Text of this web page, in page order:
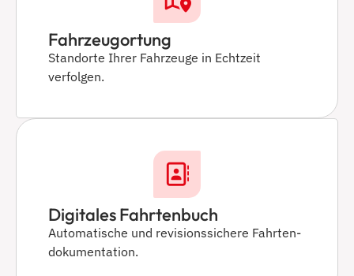
Fahrzeugortung
Standorte Ihrer Fahrzeuge in Echtzeit
verfolgen.
Digitales Fahrtenbuch
Automatische und revisionssichere Fahrten­
dokumentation.